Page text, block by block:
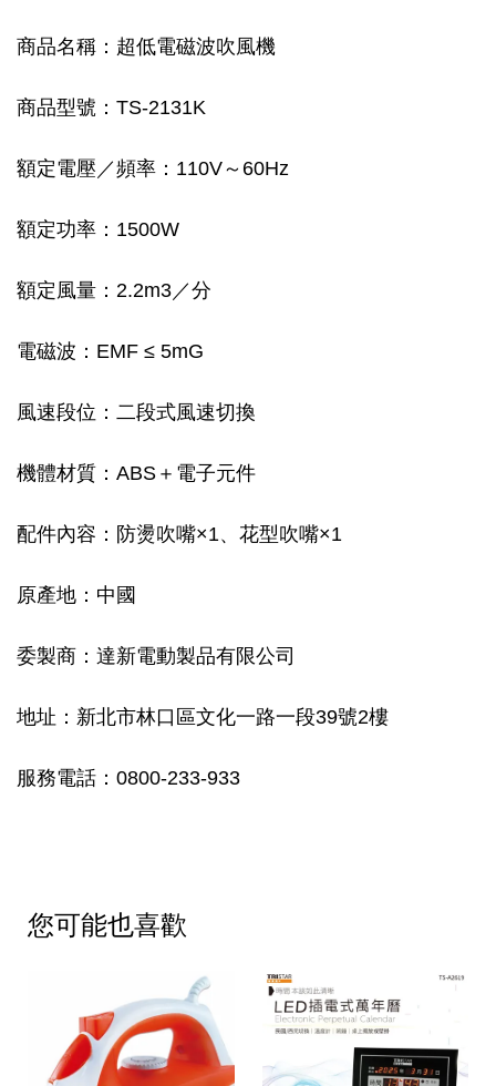
商品名稱：超低電磁波吹風機
商品型號：TS-2131K
額定電壓／頻率：110V～60Hz
額定功率：1500W
額定風量：2.2m3／分
電磁波：EMF ≤ 5mG
風速段位：二段式風速切換
機體材質：ABS＋電子元件
配件內容：防燙吹嘴×1、花型吹嘴×1
原產地：中國
委製商：達新電動製品有限公司
地址：新北市林口區文化一路一段39號2樓
服務電話：0800-233-933
您可能也喜歡